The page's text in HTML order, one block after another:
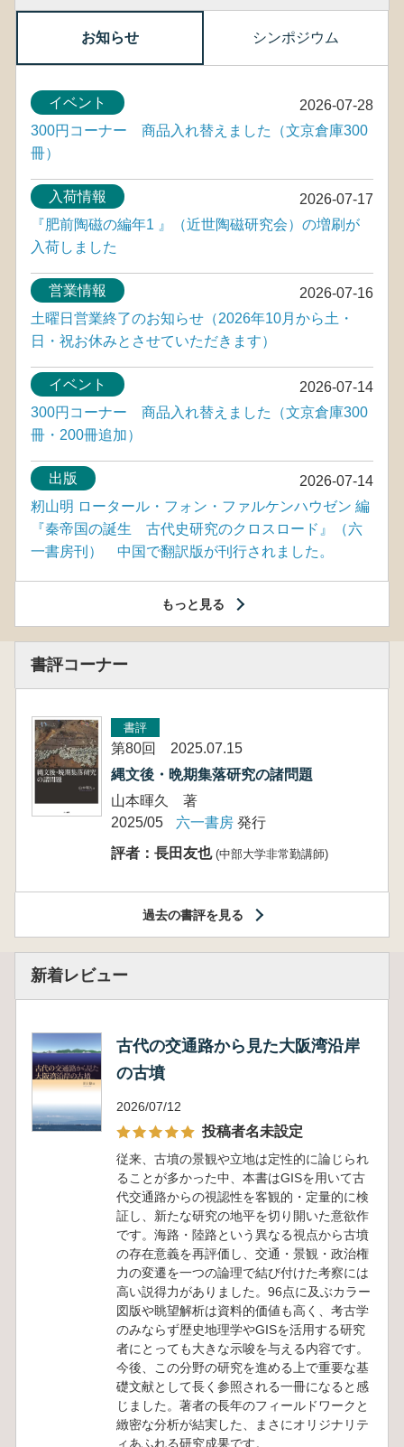
お知らせ シンポジウム
2026-07-28
イベント
300円コーナー 商品入れ替えました（文京倉庫300
冊）
2026-07-17
入荷情報
『肥前陶磁の編年1 』（近世陶磁研究会）の増刷が
入荷しました
2026-07-16
営業情報
土曜日営業終了のお知らせ（2026年10月から土・
日・祝お休みとさせていただきます）
2026-07-14
イベント
300円コーナー 商品入れ替えました（文京倉庫300
冊・200冊追加）
2026-07-14
出版
籾山明 ロータール・フォン・ファルケンハウゼン 編
『秦帝国の誕生 古代史研究のクロスロード』（六
一書房刊） 中国で翻訳版が刊行されました。
もっと見る
書評コーナー
書評
第80回 2025.07.15
縄文後・晩期集落研究の諸問題
山本暉久 著
2025/05
六一書房 発行
評者：長田友也 (中部大学非常勤講師)
過去の書評を見る
新着レビュー
古代の交通路から見た大阪湾沿岸
の古墳
2026/07/12
投稿者名未設定
従来、古墳の景観や立地は定性的に論じられ
ることが多かった中、本書はGISを用いて古
代交通路からの視認性を客観的・定量的に検
証し、新たな研究の地平を切り開いた意欲作
です。海路・陸路という異なる視点から古墳
の存在意義を再評価し、交通・景観・政治権
力の変遷を一つの論理で結び付けた考察には
高い説得力がありました。96点に及ぶカラー
図版や眺望解析は資料的価値も高く、考古学
のみならず歴史地理学やGISを活用する研究
者にとっても大きな示唆を与える内容です。
今後、この分野の研究を進める上で重要な基
礎文献として長く参照される一冊になると感
じました。著者の長年のフィールドワークと
緻密な分析が結実した、まさにオリジナリテ
ィあふれる研究成果です。